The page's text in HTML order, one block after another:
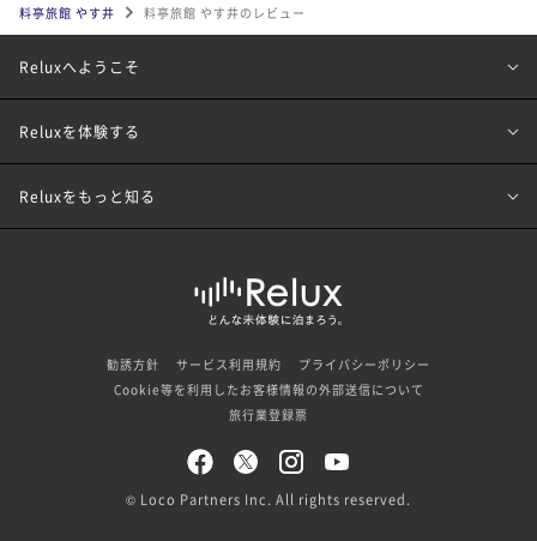
料亭旅館 やす井
料亭旅館 やす井のレビュー
Reluxへようこそ
Reluxを体験する
Reluxをもっと知る
勧誘方針 サービス利用規約
プライバシーポリシー
Cookie等を利用したお客様情報の外部送信について
旅行業登録票
© Loco Partners Inc. All rights reserved.